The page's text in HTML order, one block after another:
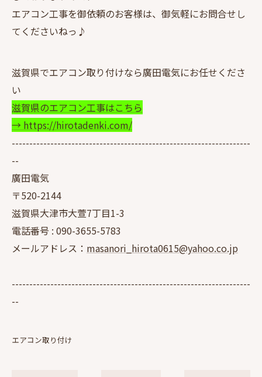
エアコン工事を御依頼のお客様は、御気軽にお問合せし
てくださいねっ♪
滋賀県でエアコン取り付けなら廣田電気にお任せくださ
い
滋賀県のエアコン工事はこちら
→ https://hirotadenki.com/
--------------------------------------------------------------------
--
廣田電気
〒520-2144
滋賀県大津市大萱7丁目1-3
電話番号 : 090-3655-5783
メールアドレス： masanori_hirota0615@yahoo.co.jp
--------------------------------------------------------------------
--
エアコン取り付け